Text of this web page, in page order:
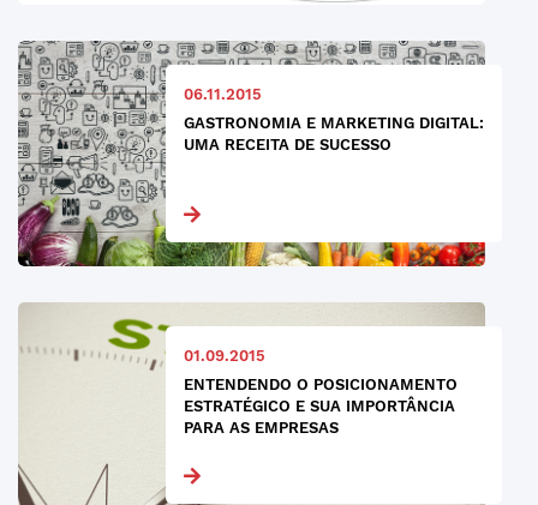
06.11.2015
GASTRONOMIA E MARKETING DIGITAL:
UMA RECEITA DE SUCESSO
01.09.2015
ENTENDENDO O POSICIONAMENTO
ESTRATÉGICO E SUA IMPORTÂNCIA
PARA AS EMPRESAS